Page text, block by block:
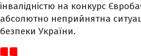
інвалідністю на конкурс
абсолютно неприйнятна
безпеки України.